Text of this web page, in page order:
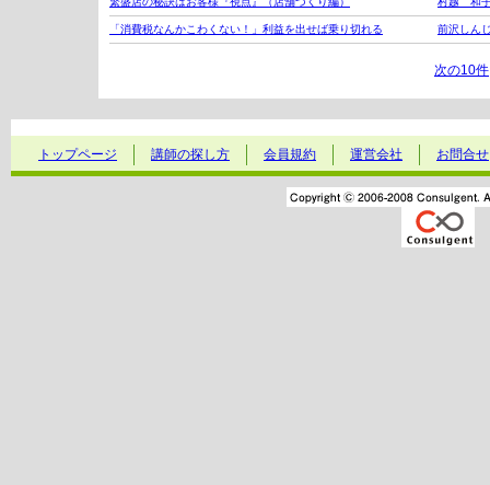
「消費税なんかこわくない！」利益を出せば乗り切れる 前沢しん
次の10件
トップページ 講師の探し方 会員規約 運営会社 お問合せ